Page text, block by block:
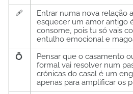
🩹
Entrar numa nova relação
esquecer um amor antigo
consome, pois tu só vais
entulho emocional e
💍
Pensar que o casamento
formal vai resolver num
crónicas do casal é um
apenas para amplificar os